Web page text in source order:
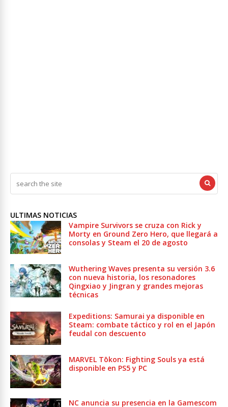
ULTIMAS NOTICIAS
Vampire Survivors se cruza con Rick y
Morty en Ground Zero Hero, que llegará a
consolas y Steam el 20 de agosto
Wuthering Waves presenta su versión 3.6
con nueva historia, los resonadores
Qingxiao y Jingran y grandes mejoras
técnicas
Expeditions: Samurai ya disponible en
Steam: combate táctico y rol en el Japón
feudal con descuento
MARVEL Tōkon: Fighting Souls ya está
disponible en PS5 y PC
NC anuncia su presencia en la Gamescom